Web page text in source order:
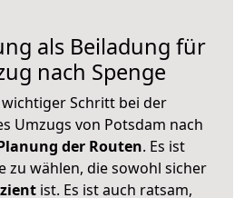
als Beiladung für
nach Spenge
Schritt bei der
Umzugs von Potsdam nach
der Routen. Es ist
zu wählen, die sowohl sicher
ist. Es ist auch ratsam,